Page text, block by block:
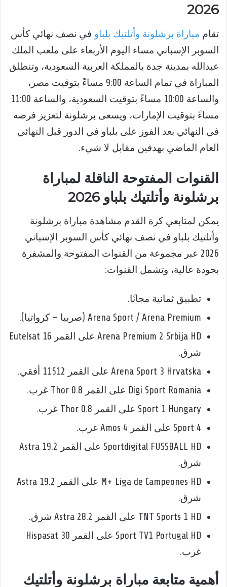
2026
تقام مباراة برشلونة وأتلتيك بلباو في نصف نهائي كأس
السوبر الإسباني مساء اليوم الأربعاء على ملعب الملك
عبدالله بمدينة جدة بالمملكة العربية السعودية، وتنطلق
المباراة في تمام الساعة 9:00 مساءً بتوقيت مصر،
والساعة 10:00 مساءً بتوقيت السعودية، والساعة 11:00
مساءً بتوقيت الإمارات، ويسعى برشلونة لتعزيز فرصه
في النهائي بعد الفوز على بلباو في الدور قبل النهائي
العام الماضي بهدفين مقابل لا شيء.
القنوات المفتوحة الناقلة لمباراة
برشلونة وأتلتيك بلباو 2026
يمكن لمتابعي كرة القدم مشاهدة مباراة برشلونة
وأتلتيك بلباو في نصف نهائي كأس السوبر الإسباني
2026 عبر مجموعة من القنوات المفتوحة والمشفرة
بجودة عالية، وتشمل القنوات:
تطبيق ثمانية مجانًا.
Arena Sport / Arena Premium (صربيا – كرواتيا).
Arena Premium 2 Srbija HD على القمر Eutelsat 16
شرق.
Arena Sport 3 Hrvatska على القمر 11512 أفقي.
Digi Sport Romania على القمر Thor 0.8 غرب.
Sport 1 Hungary على القمر Thor 0.8 غرب.
Sport 4 على القمر Amos 4 غرب.
Sportdigital FUSSBALL HD على القمر Astra 19.2
شرق.
M+ Liga de Campeones HD على القمر Astra 19.2
شرق.
TNT Sports 1 HD على القمر Astra 28.2 شرق.
Sport TV1 Portugal HD على القمر Hispasat 30
غرب.
أهمية متابعة مباراة برشلونة وأتلتيك